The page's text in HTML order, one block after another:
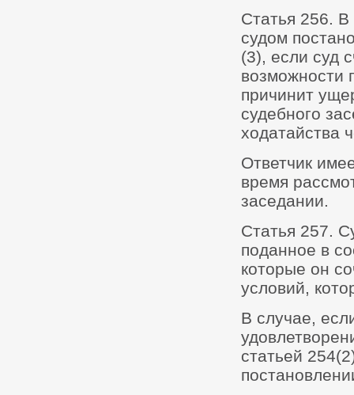
Статья 256. В
судом
(3), если суд
возможности
причинит
судебного
ходатайства
Ответчик
время
заседании.
Статья 257.
поданное в
которые он
условий,
В случае,
статьей